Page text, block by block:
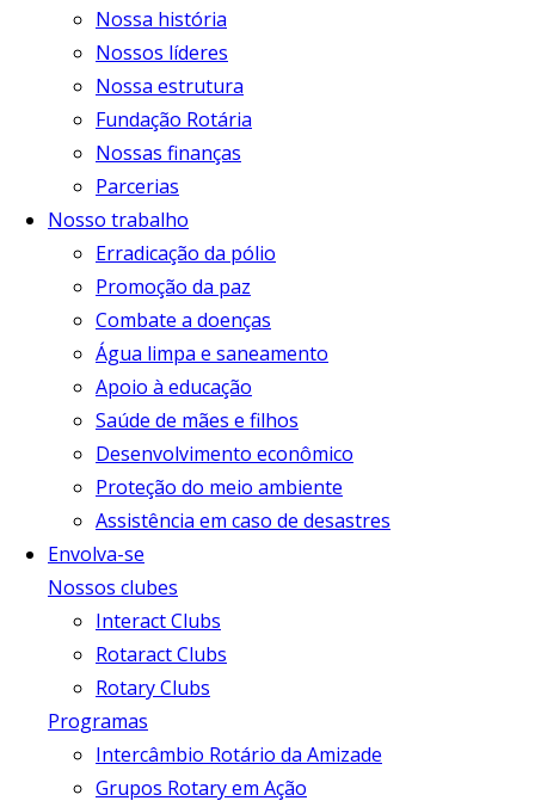
Nossa história
Nossos líderes
Nossa estrutura
Fundação Rotária
Nossas finanças
Parcerias
Nosso trabalho
Erradicação da pólio
Promoção da paz
Combate a doenças
Água limpa e saneamento
Apoio à educação
Saúde de mães e filhos
Desenvolvimento econômico
Proteção do meio ambiente
Assistência em caso de desastres
Envolva-se
Nossos clubes
Interact Clubs
Rotaract Clubs
Rotary Clubs
Programas
Intercâmbio Rotário da Amizade
Grupos Rotary em Ação